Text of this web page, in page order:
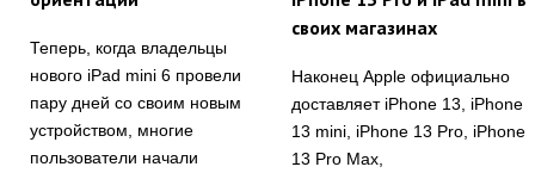
Теперь, когда владельцы
нового iPad mini 6 провели
пару дней со своим новым
устройством, многие
пользователи начали
своих магазинах
Наконец Apple официально
доставляет iPhone 13, iPhone
13 mini, iPhone 13 Pro, iPhone
13 Pro Max,